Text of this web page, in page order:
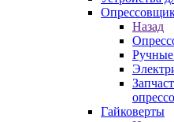
Назад
Гайковерты